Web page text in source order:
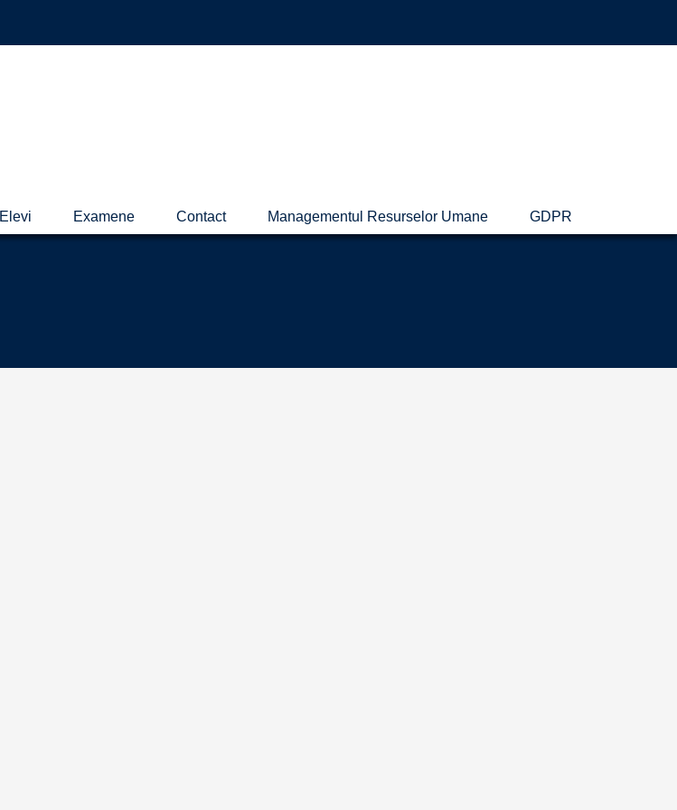
Elevi Examene Contact Managementul Resurselor Umane GDPR